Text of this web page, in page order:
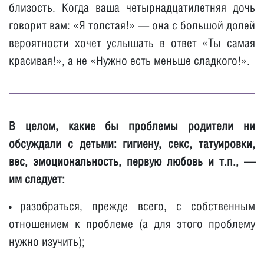
близость. Когда ваша четырнадцатилетняя дочь
говорит вам: «Я толстая!» — она с большой долей
вероятности хочет услышать в ответ «Ты самая
красивая!», а не «Нужно есть меньше сладкого!».
В целом, какие бы проблемы родители ни
обсуждали с детьми: гигиену, секс, татуировки,
вес, эмоциональность, первую любовь и т.п., —
им следует:
• разобраться, прежде всего, с собственным
отношением к проблеме (а для этого проблему
нужно изучить);